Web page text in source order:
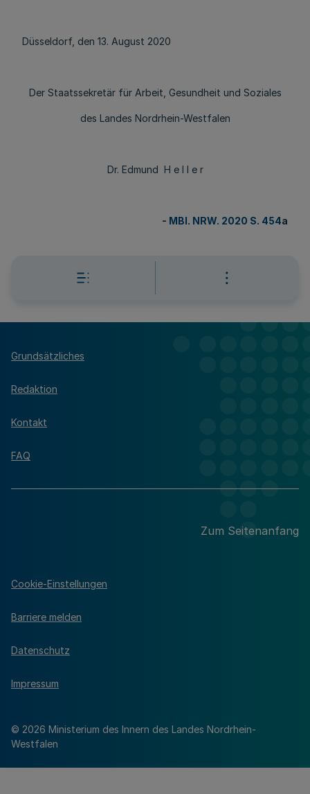
Düsseldorf, den 13. August 2020
Der Staatssekretär für Arbeit, Gesundheit und Soziales
des Landes Nordrhein-Westfalen
Dr. Edmund H e l l e r
- MBl. NRW. 2020 S. 454a
Grundsätzliches
Redaktion
Kontakt
FAQ
Zum Seitenanfang
© 2026 Ministerium des Innern des Landes Nordrhein-
Westfalen
Cookie-Einstellungen
Barriere melden
Datenschutz
Impressum